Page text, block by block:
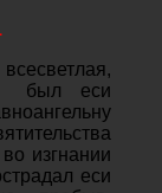
был еси
изгнании
еси